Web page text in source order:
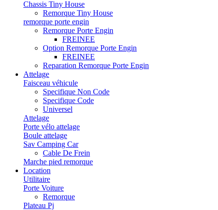
Chassis Tiny House
Remorque Tiny House
remorque porte engin
Remorque Porte Engin
FREINEE
Option Remorque Porte Engin
FREINEE
Reparation Remorque Porte Engin
Attelage
Faisceau véhicule
Specifique Non Code
Specifique Code
Universel
Attelage
Porte vélo attelage
Boule attelage
Sav Camping Car
Cable De Frein
Marche pied remorque
Location
Utilitaire
Porte Voiture
Remorque
Plateau Pj